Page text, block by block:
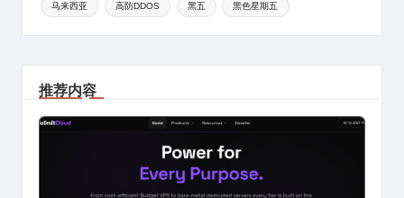
马来西亚 高防DDOS 黑五 黑色星期五
推荐内容